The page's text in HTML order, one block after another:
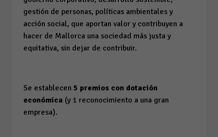
gestión de personas, políticas ambientales y
acción social, que aportan valor y contribuyen a
hacer de Mallorca una sociedad más justa y
equitativa, sin dejar de contribuir.
Se establecen 5 premios con dotación
económica (y 1 reconocimiento a una gran
empresa).